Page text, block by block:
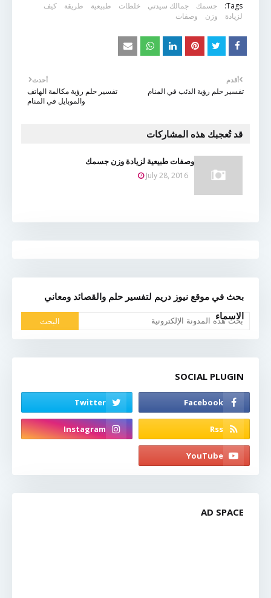
Tags: جسمك جمالك سيدتي خلطات طبيعية طريقة
كيف
لزيادة
وزن وصفات
أحدث
تفسير حلم رؤية مكالمة الهاتف
والموبايل في المنام
أقدم
تفسير حلم رؤية الذئب في المنام
قد تُعجبك هذه المشاركات
وصفات طبيعية لزيادة وزن جسمك
July 28, 2016
بحث في موقع نيوز دريم لتفسير حلم والقصائد ومعاني
الاسماء
SOCIAL PLUGIN
AD SPACE